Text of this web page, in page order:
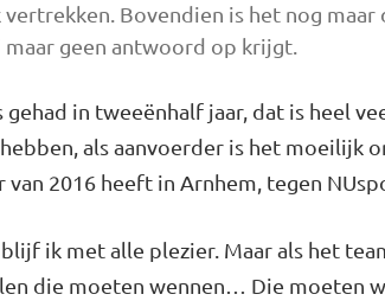
Bovendien is het nog
geen antwoord op krijgt.
gehad in tweeënhalf jaar, dat is heel
als aanvoerder is het moeilijk
2016 heeft in Arnhem, tegen
ik met alle plezier. Maar als het
die moeten wennen… Die moeten